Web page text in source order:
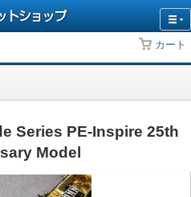
カート
Series PE-Inspire 25th
Model